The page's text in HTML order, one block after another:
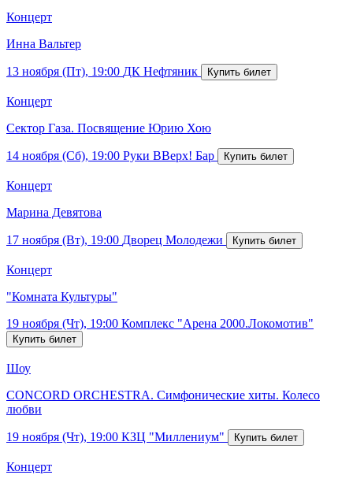
Концерт
Инна Вальтер
13 ноября (Пт), 19:00 ДК Нефтяник
Концерт
Сектор Газа. Посвящение Юрию Хою
14 ноября (Сб), 19:00 Руки ВВерх! Бар
Концерт
Марина Девятова
17 ноября (Вт), 19:00 Дворец Молодежи
Концерт
"Комната Культуры"
19 ноября (Чт), 19:00 Комплекс "Арена 2000.Локомотив"
Шоу
CONCORD ORCHESTRA. Симфонические хиты. Колесо
любви
19 ноября (Чт), 19:00 КЗЦ "Миллениум"
Концерт